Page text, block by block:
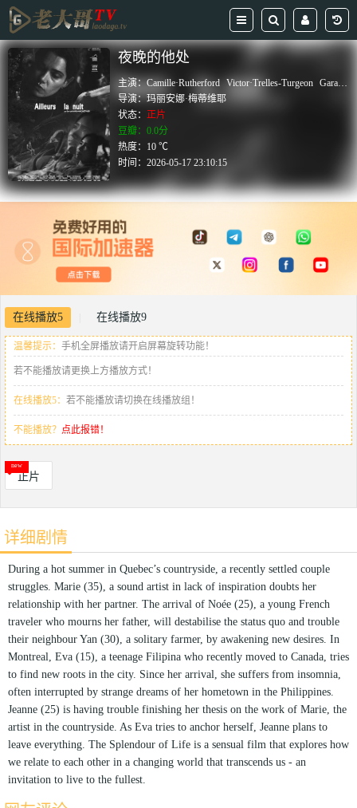
夜晚的他处
主演：Camille·Rutherford Victor·Trelles-Turgeon Garance·Marillier
导演：玛丽安娜·梅蒂维耶
状态：正片
豆瓣：0.0分
热度：10 ℃
时间：2026-05-17 23:10:15
在线播放5 在线播放9
温馨提示： 手机全屏播放请开启屏幕旋转功能！
若不能播放请更换上方播放方式！
在线播放5： 若不能播放请切换在线播放组！
不能播放？ 点此报错！
正片
详细剧情
During a hot summer in Quebec’s countryside, a recently settled couple
struggles. Marie (35), a sound artist in lack of inspiration doubts her
relationship with her partner. The arrival of Noée (25), a young French
traveler who mourns her father, will destabilise the status quo and trouble
their neighbour Yan (30), a solitary farmer, by awakening new desires. In
Montreal, Eva (15), a teenage Filipina who recently moved to Canada, tries
to find new roots in the city. Since her arrival, she suffers from insomnia,
often interrupted by strange dreams of her hometown in the Philippines.
Jeanne (25) is having trouble finishing her thesis on the work of Marie, the
artist in the countryside. As Eva tries to anchor herself, Jeanne plans to
leave everything. The Splendour of Life is a sensual film that explores how
we relate to each other in a changing world that transcends us - an
invitation to live to the fullest.